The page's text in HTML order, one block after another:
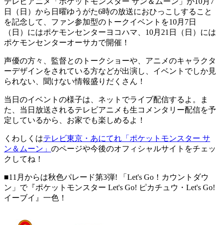
日（日）から日曜ゆうがた6時の放送におひっこしすること
を記念して、ファン参加型のトークイベントを10月7日
（日）にはポケモンセンターヨコハマ、10月21日（日）には
ポケモンセンターオーサカで開催！
声優の方々、監督とのトークショーや、アニメのキャラクタ
ーデザインをされている方などが出演し、イベントでしか見
られない、聞けない情報盛りだくさん！
当日のイベントの様子は、ネットでライブ配信するよ。ま
た、当日放送されるテレビアニメも生コメンタリー配信を予
定しているから、お家でも楽しめるよ！
くわしくはテレビ東京・あにてれ「ポケットモンスター サ
ン＆ムーン」 のページや今後のオフィシャルサイトをチェッ
クしてね！
■11月からは秋色パレード第3弾! 「Let's Go！カウントダウ
ン」で『ポケットモンスター Let's Go! ピカチュウ・Let's Go!
イーブイ』一色！